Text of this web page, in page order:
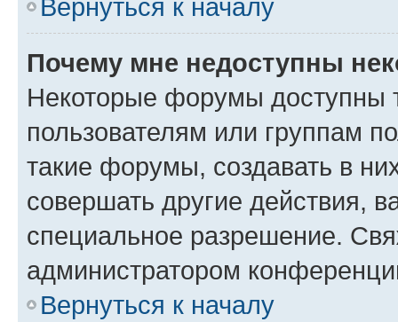
Вернуться к началу
Почему мне недоступны
Некоторые форумы доступны
пользователям или группам
такие форумы, создавать в
совершать другие действия,
специальное разрешение.
администратором
Вернуться к началу